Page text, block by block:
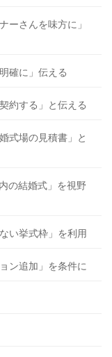
ーさんを味方に」
確に」伝える
約する」と伝える
式場の見積書」と
の結婚式」を視野
い挙式枠」を利用
ン追加」を条件に